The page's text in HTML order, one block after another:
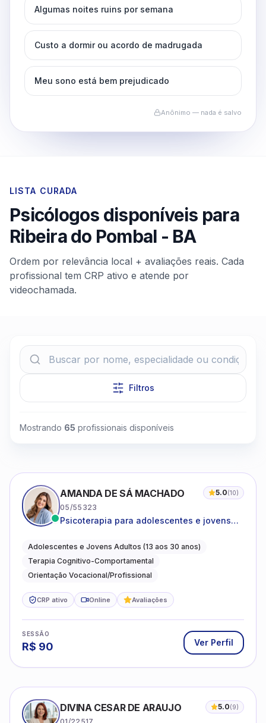
Algumas noites ruins por semana
Custo a dormir ou acordo de madrugada
Meu sono está bem prejudicado
Anônimo — nada é salvo
LISTA CURADA
Psicólogos disponíveis para
Ribeira do Pombal - BA
Ordem por relevância local + avaliações reais. Cada
profissional tem CRP ativo e atende por
videochamada.
Filtros
Mostrando 65 profissionais disponíveis
AMANDA DE SÁ MACHADO 5.0(10)
05/55323
Psicoterapia para adolescentes e jovens
autoestima, relações e orientação
profissional
Adolescentes e Jovens Adultos (13 aos 30 anos)
Terapia Cognitivo-Comportamental
Orientação Vocacional/Profissional
CRP ativo Online Avaliações
SESSÃO
R$ 90 Ver Perfil
DIVINA CESAR DE ARAUJO 5.0(9)